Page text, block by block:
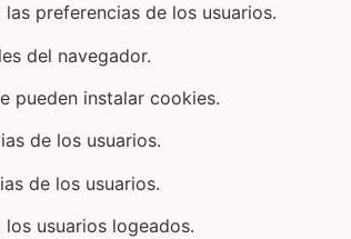
preferencias de los usuarios.
del navegador.
pueden instalar cookies.
de los usuarios.
de los usuarios.
usuarios logeados.